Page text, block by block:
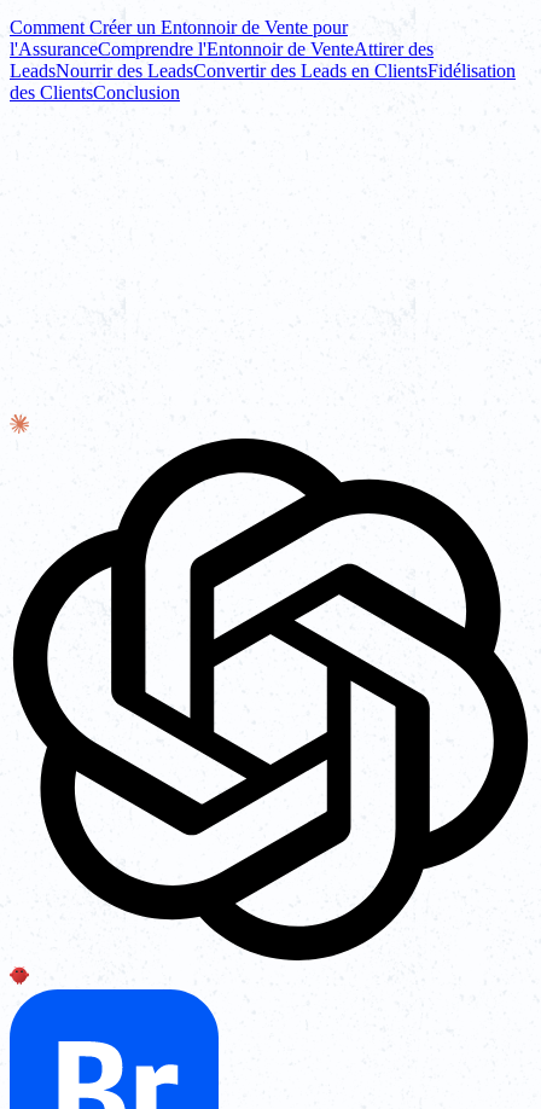
Comment Créer un Entonnoir de Vente pour
l'AssuranceComprendre l'Entonnoir de VenteAttirer des
LeadsNourrir des LeadsConvertir des Leads en ClientsFidélisation
des ClientsConclusion